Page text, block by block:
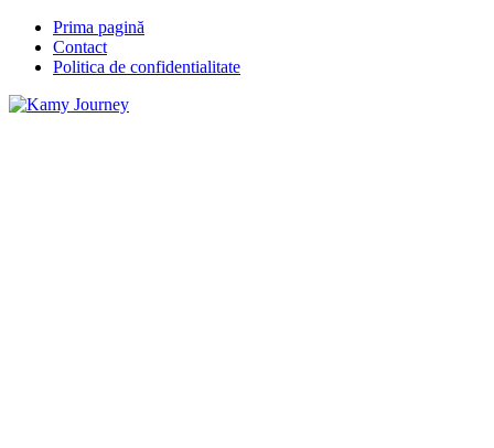
Prima pagină
Contact
Politica de confidentialitate